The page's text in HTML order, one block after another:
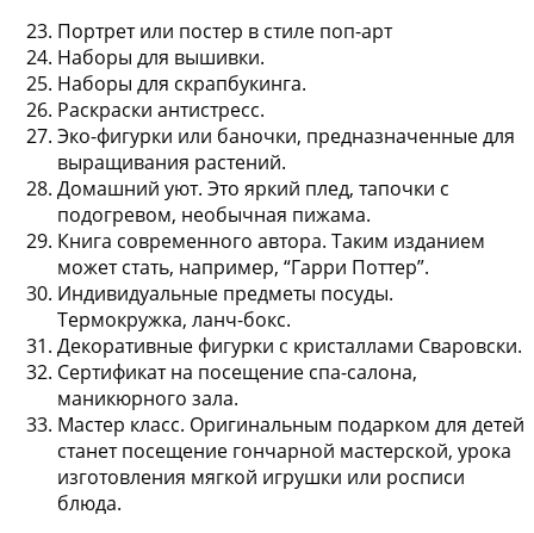
Портрет или постер в стиле поп-арт
Наборы для вышивки.
Наборы для скрапбукинга.
Раскраски антистресс.
Эко-фигурки или баночки, предназначенные для
выращивания растений.
Домашний уют. Это яркий плед, тапочки с
подогревом, необычная пижама.
Книга современного автора. Таким изданием
может стать, например, “Гарри Поттер”.
Индивидуальные предметы посуды.
Термокружка, ланч-бокс.
Декоративные фигурки с кристаллами Сваровски.
Сертификат на посещение спа-салона,
маникюрного зала.
Мастер класс. Оригинальным подарком для детей
станет посещение гончарной мастерской, урока
изготовления мягкой игрушки или росписи
блюда.